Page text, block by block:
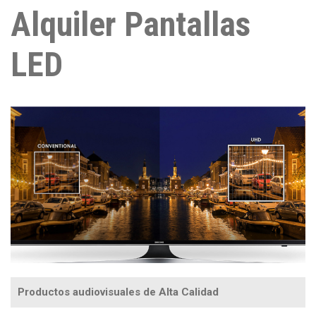
Alquiler Pantallas
LED
Productos audiovisuales de Alta Calidad